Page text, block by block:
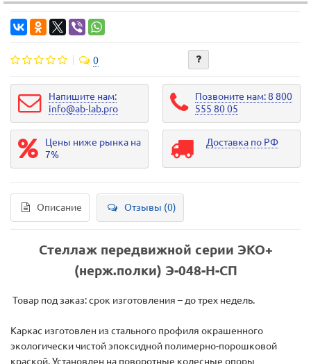
0
Напишите нам:
info@ab-lab.pro
Позвоните нам: 8 800
555 80 05
Цены ниже рынка на
7%
Доставка по РФ
Описание Отзывы (0)
Стеллаж передвижной серии ЭКО+
(нерж.полки) Э-048-Н-СП
Товар под заказ: срок изготовления – до трех недель.
Каркас изготовлен из стального профиля окрашенного
экологически чистой эпоксидной полимерно-порошковой
краской. Установлен на поворотные колесные опоры